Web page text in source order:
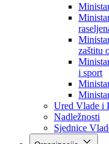
Ministarstva
zaštitu
i sport
Ured Vlade i